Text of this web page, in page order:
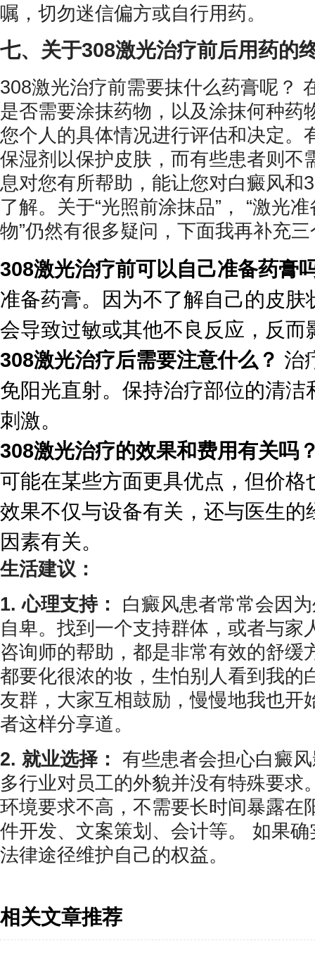
嘱，切勿迷信偏方或自行用药。
七、关于308激光治疗前后用药的
308激光治疗前需要抹什么药膏呢？
是否需要涂抹药物，以及涂抹何种药
您个人的具体情况进行评估和决定。
保湿剂以保护皮肤，而有些患者则不
息对您有所帮助，能让您对白癜风和
了解。关于“光照前涂抹品”， “激光
物”仍然有很多疑问，下面我再补充
308激光治疗前可以自己准备药膏
准备药膏。因为不了解自己的皮肤
会导致过敏或其他不良反应，反而
308激光治疗后需要注意什么？ 治
免阳光直射。保持治疗部位的清洁
刺激。
308激光治疗的效果和费用有关吗
可能在某些方面更具优点，但价格
效果不仅与设备有关，还与医生的
因素有关。
生活建议：
1. 心理支持：
白癜风患者常常会因
自卑。找到一个支持群体，或者与家
咨询师的帮助，都是非常有效的舒缓
都要化很浓的妆，生怕别人看到我的
友群，大家互相鼓励，慢慢地我也开
者这样分享道。
2. 就业选择：
有些患者会担心白癜
多行业对员工的外貌并没有特殊要求
环境要求不高，不需要长时间暴露在
件开发、文案策划、会计等。 如果
法律途径维护自己的权益。
相关文章推荐